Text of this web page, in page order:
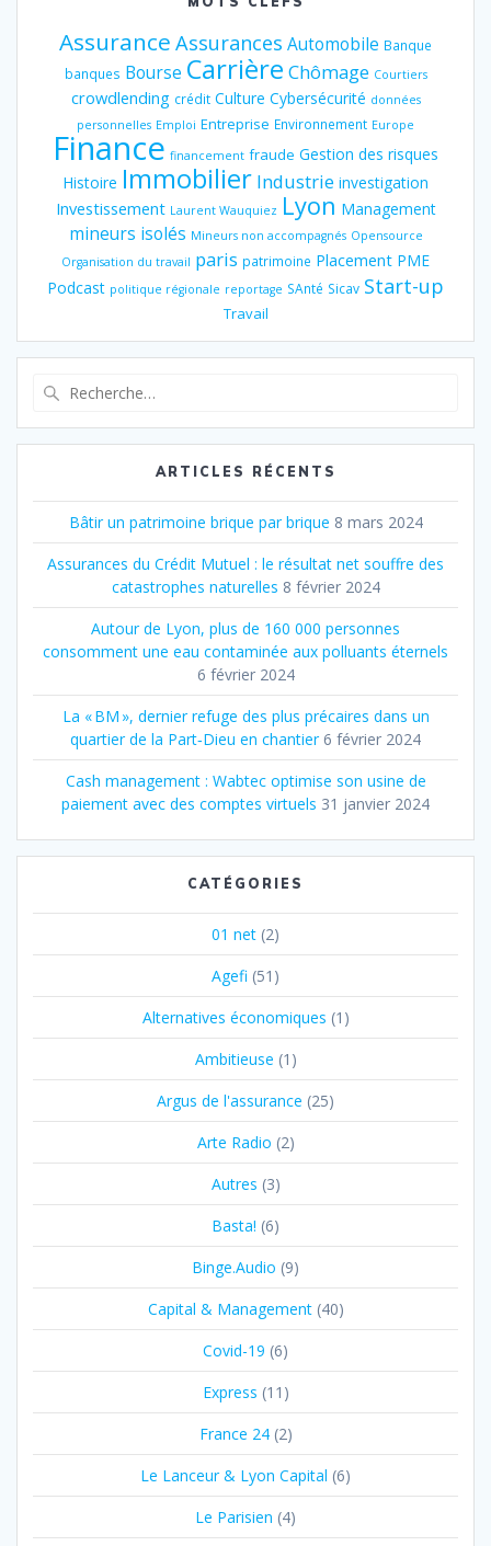
Assurance Assurances Automobile Banque
banques Bourse Carrière Chômage Courtiers
crowdlending crédit Culture Cybersécurité données
personnelles Emploi Entreprise Environnement Europe
Finance financement fraude Gestion des risques
Histoire Immobilier Industrie investigation
Investissement Laurent Wauquiez Lyon Management
mineurs isolés Mineurs non accompagnés Opensource
Organisation du travail paris patrimoine Placement PME
Podcast politique régionale reportage SAnté Sicav Start-up
Travail
:
ARTICLES RÉCENTS
Bâtir un patrimoine brique par brique 8 mars 2024
Assurances du Crédit Mutuel : le résultat net souffre des
catastrophes naturelles 8 février 2024
Autour de Lyon, plus de 160 000 personnes
consomment une eau contaminée aux polluants éternels
6 février 2024
La « BM », dernier refuge des plus précaires dans un
quartier de la Part‐Dieu en chantier 6 février 2024
Cash management : Wabtec optimise son usine de
paiement avec des comptes virtuels 31 janvier 2024
CATÉGORIES
01 net (2)
Agefi (51)
Alternatives économiques (1)
Ambitieuse (1)
Argus de l'assurance (25)
Arte Radio (2)
Autres (3)
Basta! (6)
Binge.Audio (9)
Capital & Management(40)
Covid-19 (6)
Express (11)
France 24(2)
Le Lanceur & Lyon Capital (6)
Le Parisien (4)